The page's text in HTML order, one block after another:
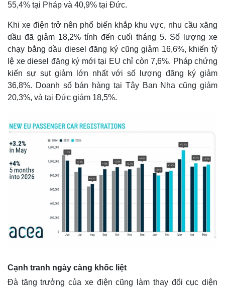
Infographic
55,4% tại Pháp và 40,9% tại Đức.
Khi xe điện trở nên phổ biến khắp khu vực, nhu cầu xăng
dầu đã giảm 18,2% tính đến cuối tháng 5. Số lượng xe
chạy bằng dầu diesel đăng ký cũng giảm 16,6%, khiến tỷ
lệ xe diesel đăng ký mới tại EU chỉ còn 7,6%. Pháp chứng
kiến ​​sự sụt giảm lớn nhất với số lượng đăng ký giảm
36,8%. Doanh số bán hàng tại Tây Ban Nha cũng giảm
20,3%, và tại Đức giảm 18,5%.
Cạnh tranh ngày càng khốc liệt
Đà tăng trưởng của xe điện cũng làm thay đổi cục diện